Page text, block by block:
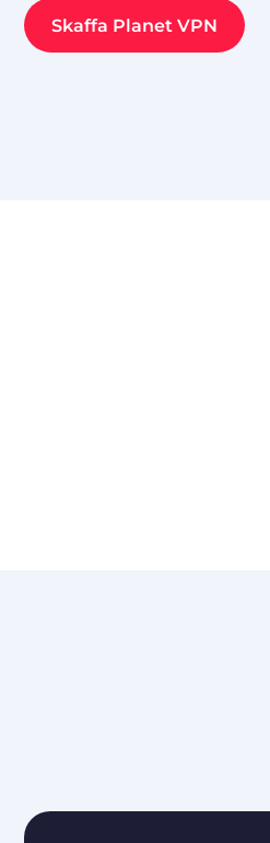
Skaffa Planet VPN